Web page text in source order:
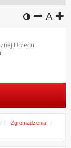
wersja
A
Urzędu
Zgromadzenia